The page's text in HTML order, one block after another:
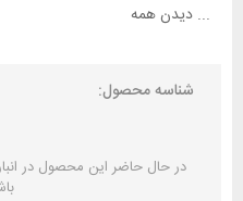
... دیدن همه
شناسه محصول:
در حال حاضر این محصول در